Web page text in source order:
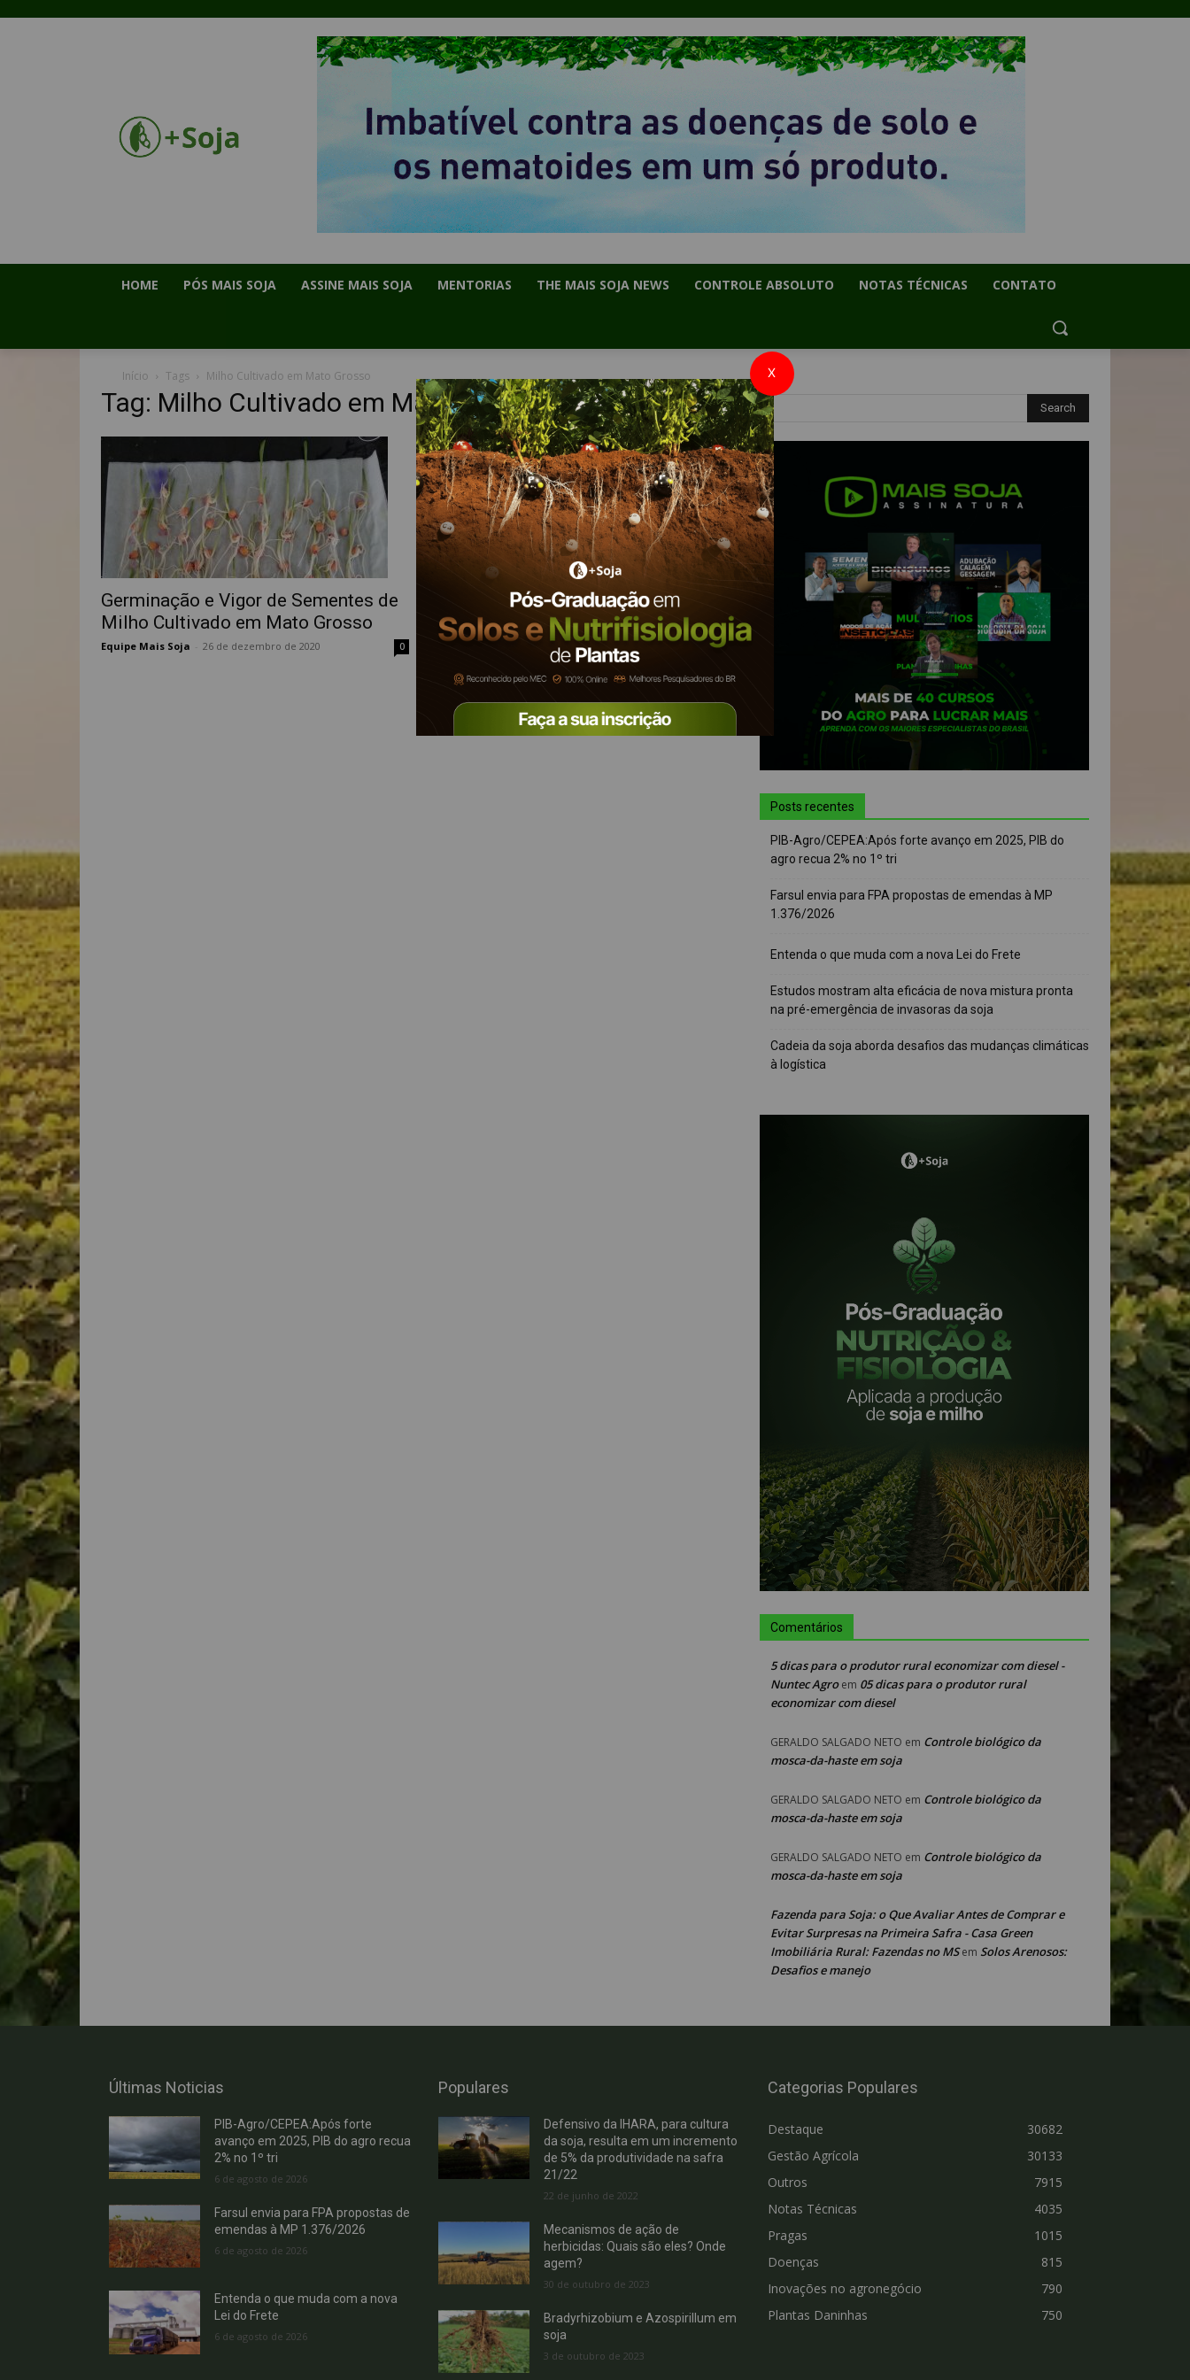
HOME PÓS MAIS SOJA ASSINE MAIS SOJA MENTORIAS THE MAIS SOJA NEWS CONTROLE ABSOLUTO NOTAS TÉCNICAS CONTATO
Início Tags Milho Cultivado em Mato Grosso
Tag: Milho Cultivado em Mato Grosso
Germinação e Vigor de Sementes de
Milho Cultivado em Mato Grosso
Equipe Mais Soja 26 de dezembro de 2020 0
Posts recentes
PIB-Agro/CEPEA:Após forte avanço em 2025, PIB do
agro recua 2% no 1º tri
Farsul envia para FPA propostas de emendas à MP
1.376/2026
Entenda o que muda com a nova Lei do Frete
Estudos mostram alta eficácia de nova mistura pronta
na pré-emergência de invasoras da soja
Cadeia da soja aborda desafios das mudanças climáticas
à logística
Comentários
5 dicas para o produtor rural economizar com diesel -
Nuntec Agroem 05 dicas para o produtor rural
economizar com diesel
GERALDO SALGADO NETO em Controle biológico da
mosca-da-haste em soja
GERALDO SALGADO NETO em Controle biológico da
mosca-da-haste em soja
GERALDO SALGADO NETO em Controle biológico da
mosca-da-haste em soja
Fazenda para Soja: o Que Avaliar Antes de Comprar e
Evitar Surpresas na Primeira Safra - Casa Green
Imobiliária Rural: Fazendas no MSem Solos Arenosos:
Desafios e manejo
Últimas Noticias
PIB-Agro/CEPEA:Após forte
avanço em 2025, PIB do agro recua
2% no 1º tri
6 de agosto de 2026
Farsul envia para FPA propostas de
emendas à MP 1.376/2026
6 de agosto de 2026
Entenda o que muda com a nova
Lei do Frete
6 de agosto de 2026
Populares
Defensivo da IHARA, para cultura
da soja, resulta em um incremento
de 5% da produtividade na safra
21/22
22 de junho de 2022
Mecanismos de ação de
herbicidas: Quais são eles? Onde
agem?
30 de outubro de 2023
Bradyrhizobium e Azospirillum em
soja
3 de outubro de 2023
Categorias Populares
Destaque
30682
Gestão Agrícola
30133
Outros
7915
Notas Técnicas
4035
Pragas
1015
Doenças
815
Inovações no agronegócio
790
Plantas Daninhas
750
X